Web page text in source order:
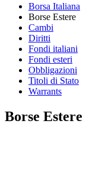
Borsa Italiana
Borse Estere
Cambi
Diritti
Fondi italiani
Fondi esteri
Obbligazioni
Titoli di Stato
Warrants
Borse Estere